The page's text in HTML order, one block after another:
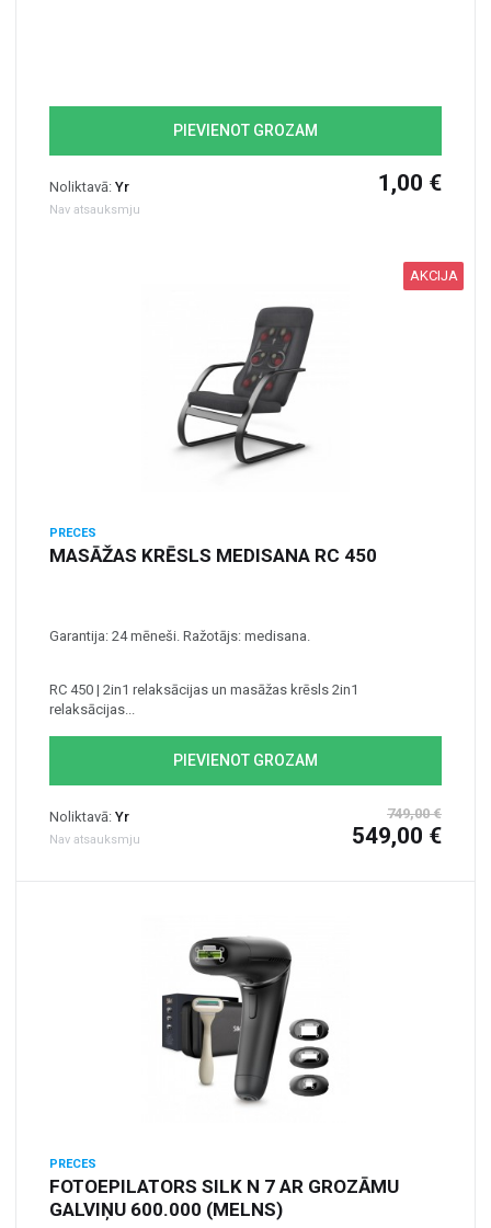
PIEVIENOT GROZAM
Noliktavā: Yr
Nav atsauksmju
1,00 €
AKCIJA
PRECES
MASĀŽAS KRĒSLS MEDISANA RC 450
Garantija: 24 mēneši. Ražotājs: medisana.
RC 450 | 2in1 relaksācijas un masāžas krēsls 2in1
relaksācijas...
PIEVIENOT GROZAM
Noliktavā: Yr
Nav atsauksmju
749,00 €
549,00 €
PRECES
FOTOEPILATORS SILK N 7 AR GROZĀMU
GALVIŅU 600.000 (MELNS)